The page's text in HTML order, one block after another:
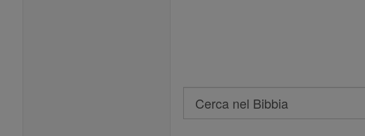
Search
Cerca